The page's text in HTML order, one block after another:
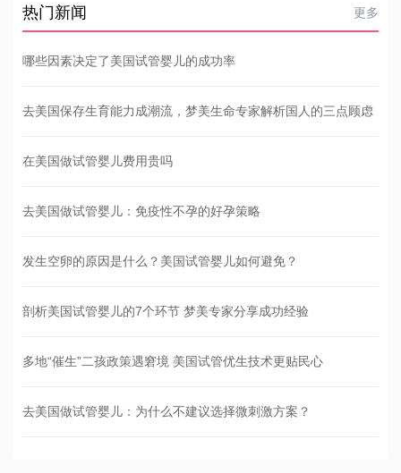
热门新闻 更多
哪些因素决定了美国试管婴儿的成功率
去美国保存生育能力成潮流，梦美生命专家解析国人的三点顾虑
在美国做试管婴儿费用贵吗
去美国做试管婴儿：免疫性不孕的好孕策略
发生空卵的原因是什么？美国试管婴儿如何避免？
剖析美国试管婴儿的7个环节 梦美专家分享成功经验
多地“催生”二孩政策遇窘境 美国试管优生技术更贴民心
去美国做试管婴儿：为什么不建议选择微刺激方案？